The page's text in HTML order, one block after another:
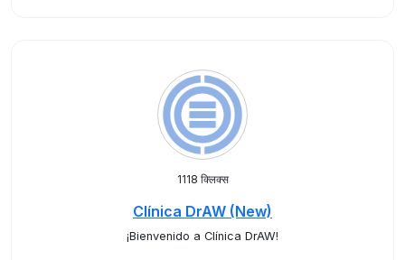
1118 क्लिक्स
Clínica DrAW (New)
¡Bienvenido a Clínica DrAW!